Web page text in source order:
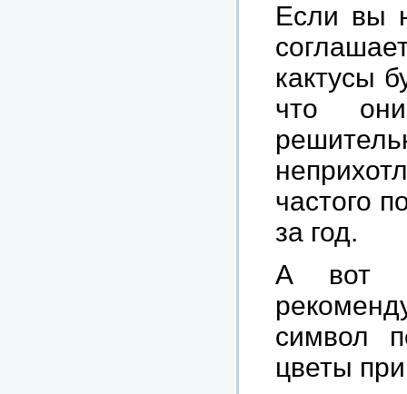
Если вы
кактусы
что
частого
за год.
А вот
символ
цветы